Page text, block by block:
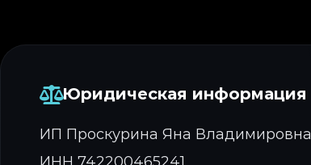
Юридическая информация
ИП Проскурина Яна Владимировна